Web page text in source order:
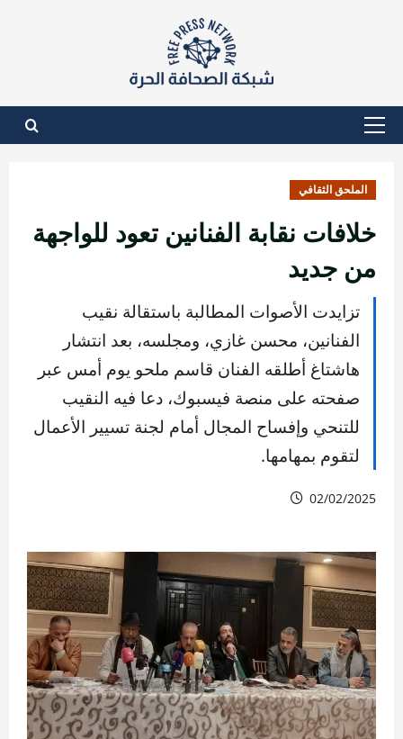
القائمة
الملحق الثقافي
خلافات نقابة الفنانين تعود للواجهة
من جديد
تزايدت الأصوات المطالبة باستقالة نقيب
الفنانين، محسن غازي، ومجلسه، بعد انتشار
هاشتاغ أطلقه الفنان قاسم ملحو يوم أمس عبر
صفحته على منصة فيسبوك، دعا فيه النقيب
للتنحي وإفساح المجال أمام لجنة تسيير الأعمال
لتقوم بمهامها.
02/02/2025